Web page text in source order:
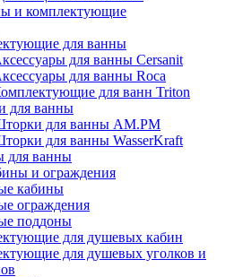
и комплектующие
для ванны
для ванны Cersanit
для ванны Roca
для ванн Triton
для ванны
для ванны AM.PM
для ванны WasserKraft
для ванны
и ограждения
кабины
ограждения
поддоны
для душевых кабин
для душевых уголков и